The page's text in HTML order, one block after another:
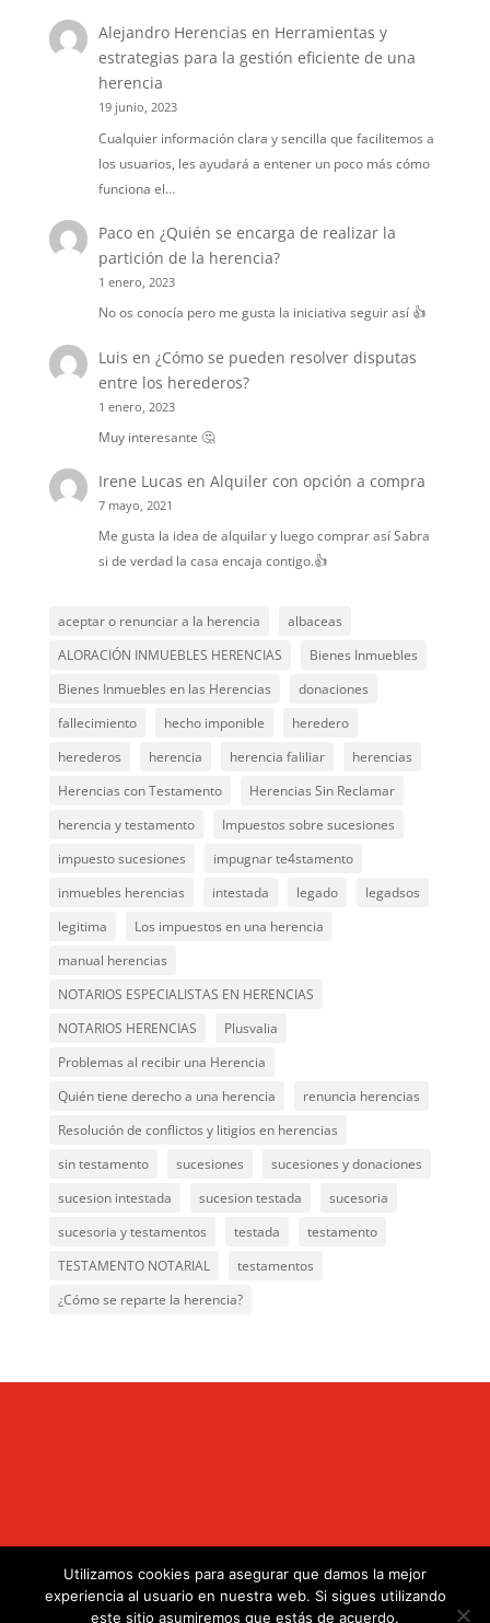
Alejandro Herencias en Herramientas y
estrategias para la gestión eficiente de una
herencia
19 junio, 2023
Cualquier información clara y sencilla que facilitemos a
los usuarios, les ayudará a entener un poco más cómo
funciona el…
Paco en¿Quién se encarga de realizar la
partición de la herencia?
1 enero, 2023
No os conocía pero me gusta la iniciativa seguir así 👍
Luis en ¿Cómo se pueden resolver disputas
entre los herederos?
1 enero, 2023
Muy interesante 🤔
Irene Lucas enAlquiler con opción a compra
7 mayo, 2021
Me gusta la idea de alquilar y luego comprar así Sabra
si de verdad la casa encaja contigo.👍
aceptar o renunciar a la herencia
albaceas
ALORACIÓN INMUEBLES HERENCIAS
Bienes Inmuebles
Bienes Inmuebles en las Herencias
donaciones
fallecimiento
hecho imponible
heredero
herederos
herencia herencia faliliar
herencias
Herencias con Testamento
Herencias Sin Reclamar
herencia y testamento
Impuestos sobre sucesiones
impuesto sucesiones
impugnar te4stamento
inmuebles herencias
intestada legado
legadsos
legitima
Los impuestos en una herencia
manual herencias
NOTARIOS ESPECIALISTAS EN HERENCIAS
NOTARIOS HERENCIAS
Plusvalia
Problemas al recibir una Herencia
Quién tiene derecho a una herencia
renuncia herencias
Resolución de conflictos y litigios en herencias
sin testamento
sucesiones
sucesiones y donaciones
sucesion intestada
sucesion testada
sucesoria
sucesoria y testamentos
testada
testamento
TESTAMENTO NOTARIAL
testamentos
¿Cómo se reparte la herencia?
.
Utilizamos cookies para asegurar que damos la mejor
experiencia al usuario en nuestra web. Si sigues utilizando
este sitio asumiremos que estás de acuerdo.